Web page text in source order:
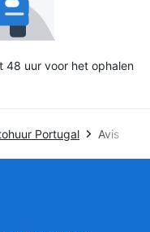
48 uur voor het ophalen
Portugal Avis